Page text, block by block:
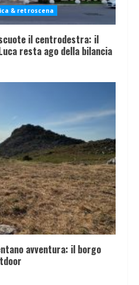
& retroscena
il centrodestra: il
resta ago della bilancia
avventura: il borgo